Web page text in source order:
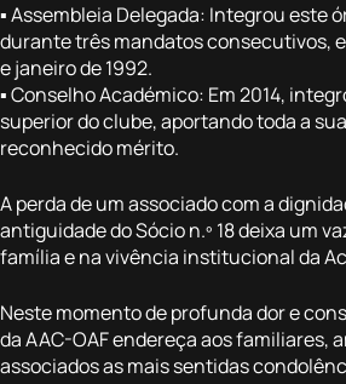
▪️ Assembleia Delegada: Integrou este
durante três mandatos consecutivos,
e janeiro de 1992.
▪️ Conselho Académico: Em 2014,
superior do clube, aportando toda a
reconhecido mérito.
A perda de um associado com a
antiguidade do Sócio n.º 18 deixa um
família e na vivência institucional da
Neste momento de profunda dor e
da AAC-OAF endereça aos familiares,
associados as mais sentidas